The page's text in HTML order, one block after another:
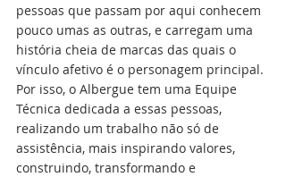
pessoas que passam por aqui conhecem
pouco umas as outras, e carregam uma
história cheia de marcas das quais o
vínculo afetivo é o personagem principal.
Por isso, o Albergue tem uma Equipe
Técnica dedicada a essas pessoas,
realizando um trabalho não só de
assistência, mais inspirando valores,
construindo, transformando e